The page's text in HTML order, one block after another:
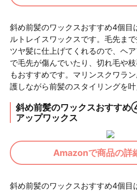
斜め前髪のワックスおすすめ4個目
ルトレイスワックスです。毛先ま
ツヤ髪に仕上げてくれるので、ヘ
で毛先が傷んでいたり、切れ毛や
もおすすめです。マリンスクワラ
護しながら前髪のスタイリングを叶
斜め前髪のワックスおすす
アップワックス
Amazonで商品の詳
斜め前髪のワックスおすすめ4個目